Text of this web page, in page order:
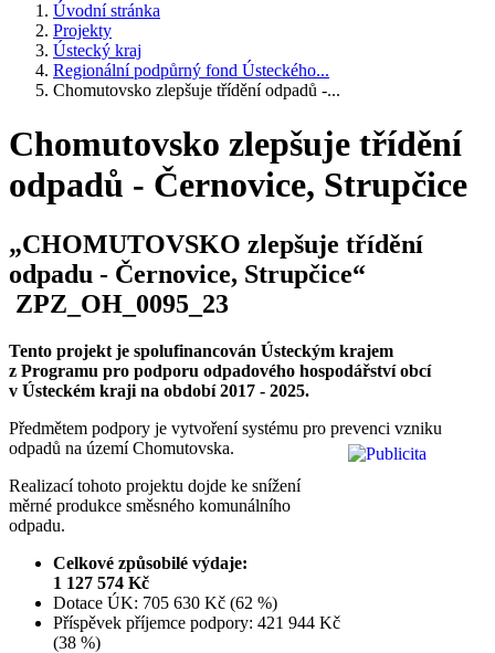
Úvodní stránka
Projekty
Ústecký kraj
Regionální podpůrný fond Ústeckého...
Chomutovsko zlepšuje třídění odpadů -...
Chomutovsko zlepšuje třídění
odpadů - Černovice, Strupčice
„CHOMUTOVSKO zlepšuje třídění
odpadu - Černovice, Strupčice“
ZPZ_OH_0095_23
Tento projekt je spolufinancován Ústeckým krajem
z Programu pro podporu odpadového hospodářství obcí
v Ústeckém kraji na období 2017 - 2025.
Předmětem podpory je vytvoření systému pro prevenci vzniku
odpadů na území Chomutovska.
Realizací tohoto projektu dojde ke snížení
měrné produkce směsného komunálního
odpadu.
Celkové způsobilé výdaje:
1 127 574 Kč
Dotace ÚK: 705 630 Kč (62 %)
Příspěvek příjemce podpory: 421 944 Kč
(38 %)